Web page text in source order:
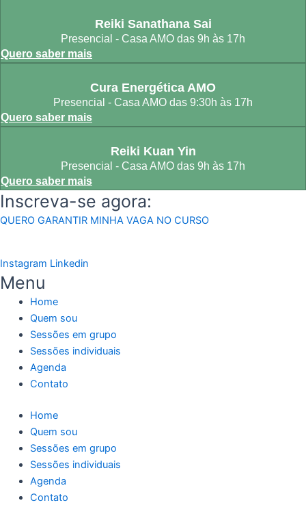
Reiki Sanathana Sai
Presencial - Casa AMO das 9h às 17h
Quero saber mais
Cura Energética AMO
Presencial - Casa AMO das 9:30h às 17h
Quero saber mais
Reiki Kuan Yin
Presencial - Casa AMO das 9h às 17h
Quero saber mais
Inscreva-se agora:
QUERO GARANTIR MINHA VAGA NO CURSO
Instagram Linkedin
Menu
Home
Quem sou
Sessões em grupo
Sessões individuais
Agenda
Contato
Home
Quem sou
Sessões em grupo
Sessões individuais
Agenda
Contato